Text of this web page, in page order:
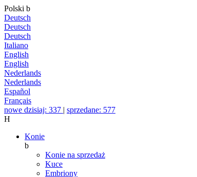
Polski b
Deutsch
Deutsch
Deutsch
Italiano
English
English
Nederlands
Nederlands
Español
Français
nowe dzisiaj: 337 | sprzedane: 577
H
Konie
b
Konie na sprzedaż
Kuce
Embriony